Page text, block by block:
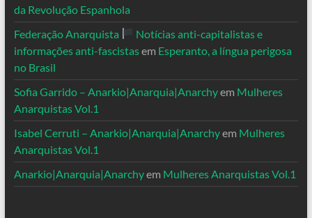
da Revolução Espanhola
Federação Anarquista
Notícias anti-capitalistas e
informações anti-fascistasem Esperanto, a língua perigosa
no Brasil
Sofia Garrido – Anarkio|Anarquia|Anarchyem Mulheres
Anarquistas Vol.1
Isabel Cerruti – Anarkio|Anarquia|Anarchyem Mulheres
Anarquistas Vol.1
Anarkio|Anarquia|Anarchyem Mulheres Anarquistas Vol.1